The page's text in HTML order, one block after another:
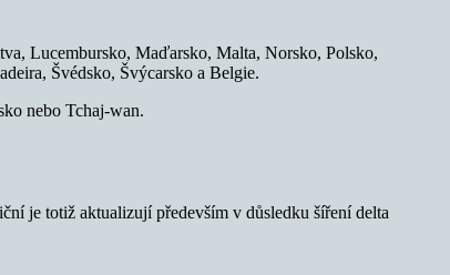
Lucembursko, Maďarsko, Malta, Norsko, Polsko,
Švédsko, Švýcarsko a Belgie.
nebo Tchaj-wan.
je totiž aktualizují především v důsledku šíření delta